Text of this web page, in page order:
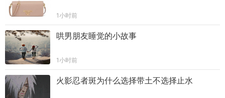
1小时前
哄男朋友睡觉的小故事
1小时前
火影忍者斑为什么选择带土不选择止水